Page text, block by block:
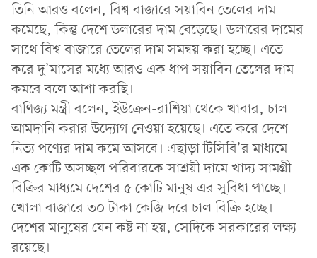
তিনি আরও বলেন, বিশ্ব বাজারে সয়াবিন তেলের দাম
কমেছে, কিন্তু দেশে ডলারের দাম বেড়েছে। ডলারের দামের
সাথে বিশ্ব বাজারে তেলের দাম সমন্বয় করা হচ্ছে। এতে
করে দু’মাসের মধ্যে আরও এক ধাপ সয়াবিন তেলের দাম
কমবে বলে আশা করছি।
বাণিজ্য মন্ত্রী বলেন, ইউক্রেন-রাশিয়া থেকে খাবার, চাল
আমদানি করার উদ্যোগ নেওয়া হয়েছে। এতে করে দেশে
নিত্য পণ্যের দাম কমে আসবে। এছাড়া টিসিবি’র মাধ্যমে
এক কোটি অসচ্ছল পরিবারকে সাশ্রয়ী দামে খাদ্য সামগ্রী
বিক্রির মাধ্যমে দেশের ৫ কোটি মানুষ এর সুবিধা পাচ্ছে।
খোলা বাজারে ৩০ টাকা কেজি দরে চাল বিক্রি হচ্ছে।
দেশের মানুষের যেন কষ্ট না হয়, সেদিকে সরকারের লক্ষ্য
রয়েছে।